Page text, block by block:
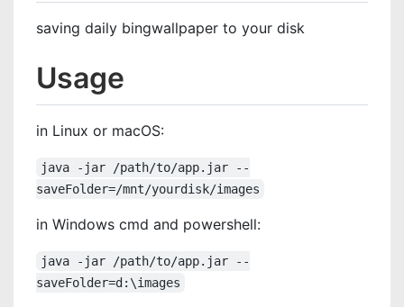
saving daily bingwallpaper to your disk
Usage
in Linux or macOS:
java -jar /path/to/app.jar --
saveFolder=/mnt/yourdisk/images
in Windows cmd and powershell:
java -jar /path/to/app.jar --
saveFolder=d:\images